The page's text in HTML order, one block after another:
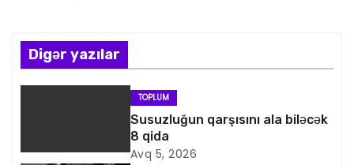
ı
n
v
Digər yazılar
TOPLUM
Susuzluğun qarşısını ala biləcək
8 qida
Avq 5, 2026